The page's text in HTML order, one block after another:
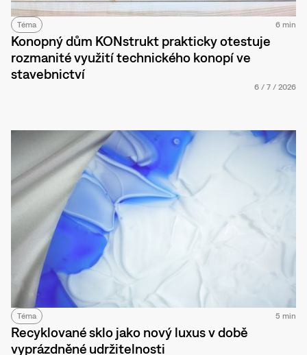
Téma 6 min
Konopný dům KONstrukt prakticky otestuje
rozmanité využití technického konopí ve
stavebnictví
6 / 7 / 2026
Téma 5 min
Recyklované sklo jako nový luxus v době
vyprázdněné udržitelnosti